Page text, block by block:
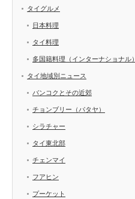
タイグルメ
日本料理
タイ料理
多国籍料理（インターナショナル）
タイ地域別ニュース
バンコクとその近郊
チョンブリー（パタヤ）
シラチャー
タイ東北部
チェンマイ
フアヒン
プーケット